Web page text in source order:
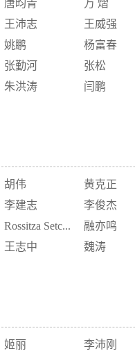
唐昀青
万 熠
王沛志
王威强
姚鹏
杨富春
张勤河
张松
朱洪涛
闫鹏
胡伟
黄克正
李建志
李俊杰
Rossitza Setc...
融亦鸣
王志中
魏涛
姬丽
李沛刚